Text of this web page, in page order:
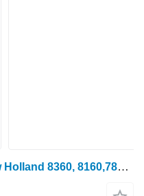
Cab Door Panel RH Ford New Holland 8360, 8160,7840, 6640, 7740, 5640, Cab Door Panel Rh 82000299 za Ford 8360, 8160,7840, 6640 traktora točkaša